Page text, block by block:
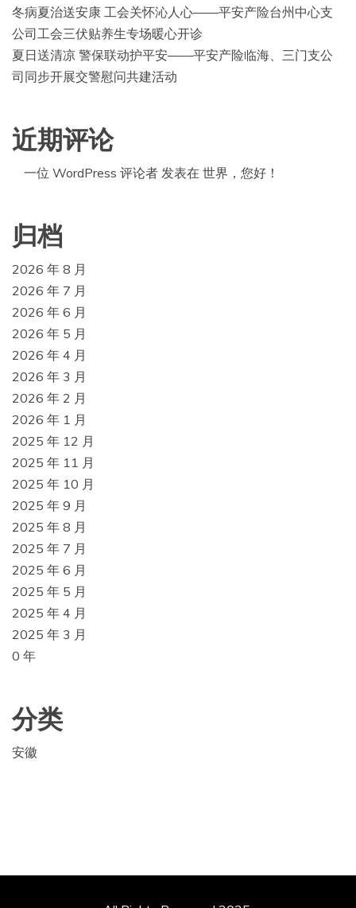
冬病夏治送安康 工会关怀沁人心——平安产险台州中心支
公司工会三伏贴养生专场暖心开诊
夏日送清凉 警保联动护平安——平安产险临海、三门支公
司同步开展交警慰问共建活动
近期评论
一位 WordPress 评论者 发表在 世界，您好！
归档
2026 年 8 月
2026 年 7 月
2026 年 6 月
2026 年 5 月
2026 年 4 月
2026 年 3 月
2026 年 2 月
2026 年 1 月
2025 年 12 月
2025 年 11 月
2025 年 10 月
2025 年 9 月
2025 年 8 月
2025 年 7 月
2025 年 6 月
2025 年 5 月
2025 年 4 月
2025 年 3 月
0 年
分类
安徽